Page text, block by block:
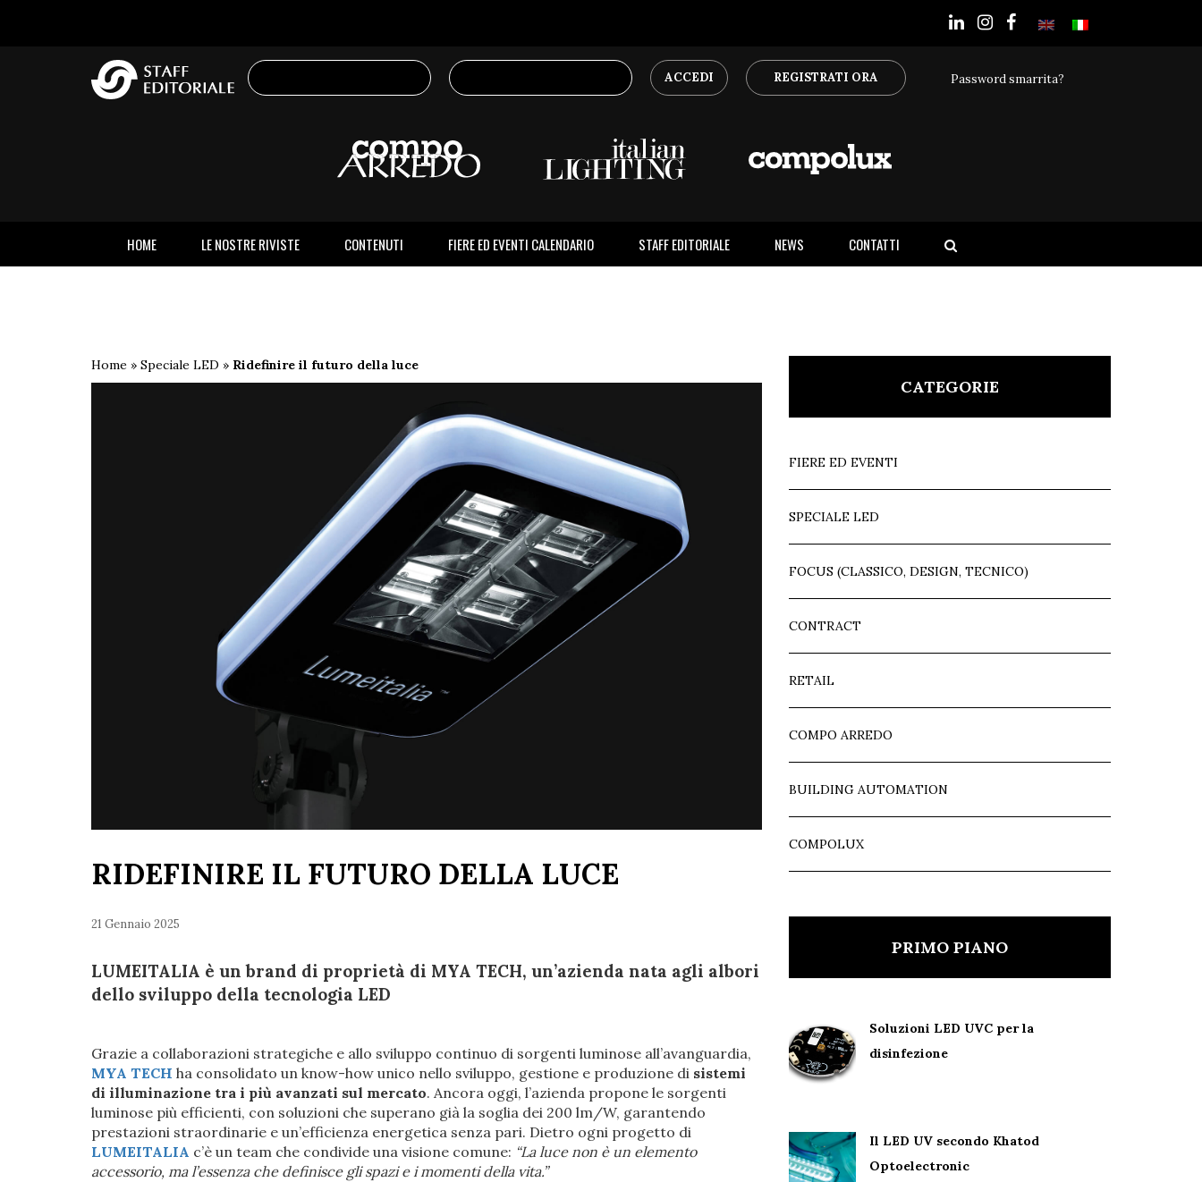
ACCEDI REGISTRATI ORA Password smarrita?
HOME LE NOSTRE RIVISTE CONTENUTI FIERE ED EVENTI CALENDARIO STAFF EDITORIALE NEWS CONTATTI
Home » Speciale LED » Ridefinire il futuro della luce
RIDEFINIRE IL FUTURO DELLA LUCE
21 Gennaio 2025
LUMEITALIA è un brand di proprietà di MYA TECH, un’azienda nata agli albori
dello sviluppo della tecnologia LED
Grazie a collaborazioni strategiche e allo sviluppo continuo di sorgenti luminose all’avanguardia,
MYA TECH ha consolidato un know-how unico nello sviluppo, gestione e produzione di sistemi
di illuminazione tra i più avanzati sul mercato. Ancora oggi, l’azienda propone le sorgenti
luminose più efficienti, con soluzioni che superano già la soglia dei 200 lm/W, garantendo
prestazioni straordinarie e un’efficienza energetica senza pari. Dietro ogni progetto di
LUMEITALIA c’è un team che condivide una visione comune: “La luce non è un elemento
accessorio, ma l’essenza che definisce gli spazi e i momenti della vita.”
CATEGORIE
FIERE ED EVENTI
SPECIALE LED
FOCUS (CLASSICO, DESIGN, TECNICO)
CONTRACT
RETAIL
COMPO ARREDO
BUILDING AUTOMATION
COMPOLUX
PRIMO PIANO
Soluzioni LED UVC per la
disinfezione
Il LED UV secondo Khatod
Optoelectronic